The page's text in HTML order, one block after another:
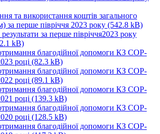
та використання коштів загального
перше півріччя 2023 року (542.8 kB)
за перше півріччя2023 року
kB)
благодійної допомоги КЗ СОР-
році (82.3 kB)
благодійної допомоги КЗ СОР-
році (89.1 kB)
благодійної допомоги КЗ СОР-
році (139.3 kB)
благодійної допомоги КЗ СОР-
році (128.5 kB)
благодійної допомоги КЗ СОР-